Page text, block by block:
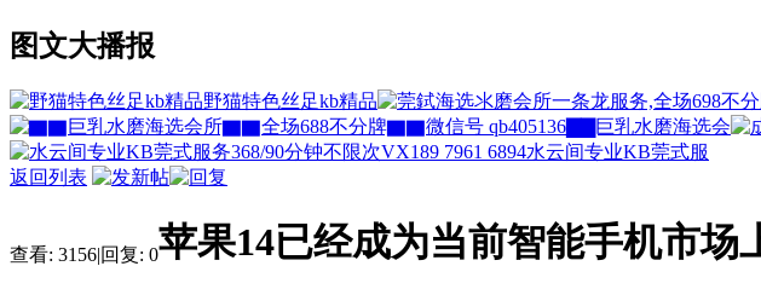
图文大播报
野猫特色丝足kb精品
▇▇巨乳水磨海选会
水云间专业KB莞式服
返回列表
查看: 3156|回复: 0苹果14已经成为当前智能手机市场